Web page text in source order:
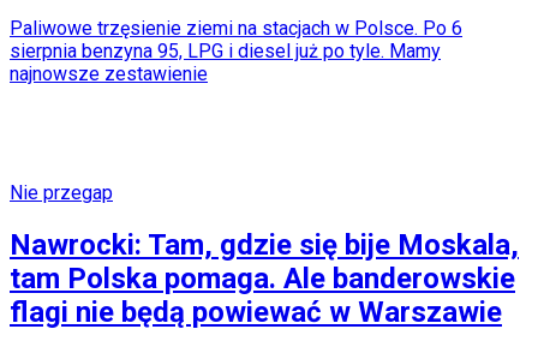
Paliwowe trzęsienie ziemi na stacjach w Polsce. Po 6
sierpnia benzyna 95, LPG i diesel już po tyle. Mamy
najnowsze zestawienie
Nie przegap
Nawrocki: Tam, gdzie się bije Moskala,
tam Polska pomaga. Ale banderowskie
flagi nie będą powiewać w Warszawie